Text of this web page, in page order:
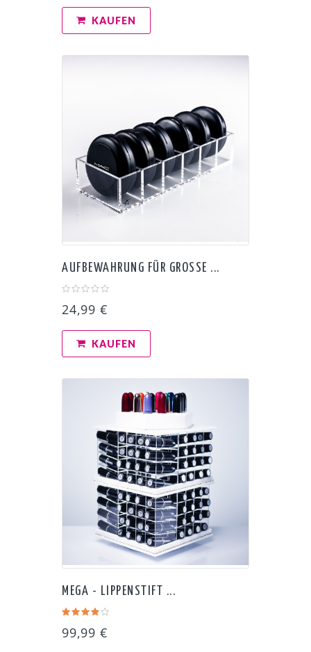
KAUFEN
AUFBEWAHRUNG FÜR GROSSE ...
24,99 €
KAUFEN
MEGA - LIPPENSTIFT ...
99,99 €